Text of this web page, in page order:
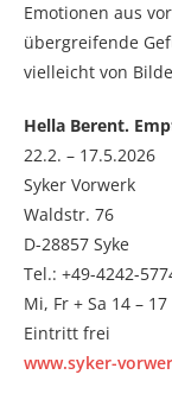
Emotionen aus
übergreifende
vielleicht von
Hella Berent.
22.2. – 17.5.2026
Syker Vorwerk
Waldstr. 76
D-28857 Syke
Tel.: +49-4242-
Mi, Fr + Sa 14 –
Eintritt frei
www.syker-